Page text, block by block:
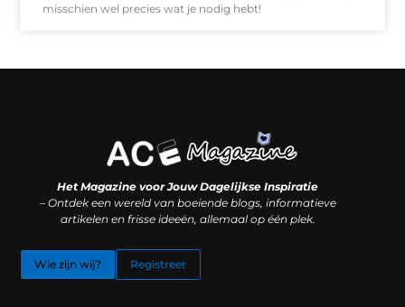
misschien wel precies wat je nodig hebt!
Het Magazine voor Jouw Dagelijkse Inspiratie
– Ontdek een wereld van boeiende blogs, informatieve
artikelen en frisse ideeën, allemaal op één plek.
Wie zijn wij? Registreer